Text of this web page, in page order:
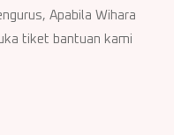
Apabila Wihara
tiket bantuan kami